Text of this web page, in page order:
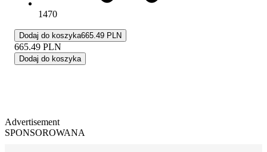
1470
Dodaj do koszyka665.49 PLN
665.49 PLN
Dodaj do koszyka
Advertisement
SPONSOROWANA